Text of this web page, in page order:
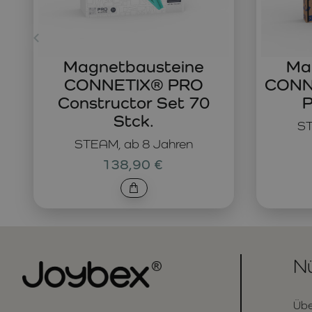
STEAM, ab 8 Jahren
Magnetbausteine
CONNETIX® PRO
Constructor Set 70
Stck.
138,90 €